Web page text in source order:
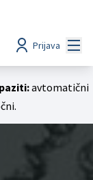
Scegli la lingua
Prijava
avtomatični